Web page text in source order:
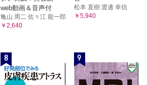
web動画＆音声付
亀山 周二 佐々江 龍一郎
￥2,640
松本 直樹 渡邊 幸信
￥5,940
8 9